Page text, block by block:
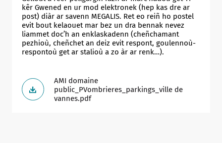
kêr Gwened en ur mod elektronek (hep kas dre ar
post) diàr ar savenn MEGALIS. Ret eo reiñ ho postel
evit bout kelaouet mar bez un dra bennak nevez
liammet doc’h an enklaskadenn (cheñchamant
pezhioù, cheñchet an deiz evit respont, goulennoù-
respontoù get ar stalioù a zo àr ar renk…).
AMI domaine
public_PVombrieres_parkings_ville de
vannes.pdf
ShareThis is disabled. Allow